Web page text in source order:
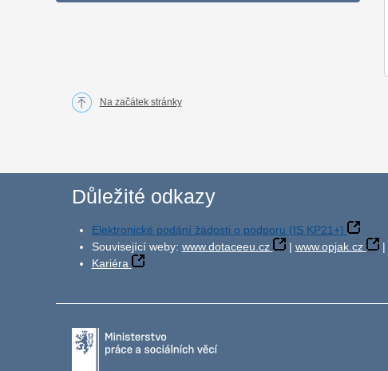
Na začátek stránky
Důležité odkazy
Elektronické podání žádosti o podporu (IS KP21+)
Související weby: www.dotaceeu.cz | www.opjak.cz |
Kariéra